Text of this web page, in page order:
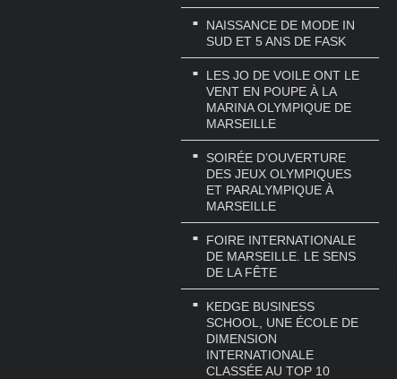
NAISSANCE DE MODE IN
SUD ET 5 ANS DE FASK
LES JO DE VOILE ONT LE
VENT EN POUPE À LA
MARINA OLYMPIQUE DE
MARSEILLE
SOIRÉE D’OUVERTURE
DES JEUX OLYMPIQUES
ET PARALYMPIQUE À
MARSEILLE
FOIRE INTERNATIONALE
DE MARSEILLE. LE SENS
DE LA FÊTE
KEDGE BUSINESS
SCHOOL, UNE ÉCOLE DE
DIMENSION
INTERNATIONALE
CLASSÉE AU TOP 10